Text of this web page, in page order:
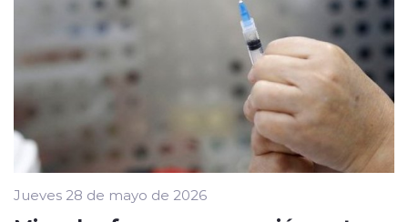
Jueves 28 de mayo de 2026